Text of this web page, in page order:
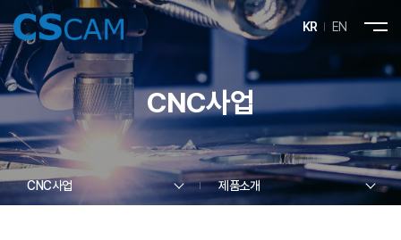
KR EN
CNC사업
CNC사업 제품소개